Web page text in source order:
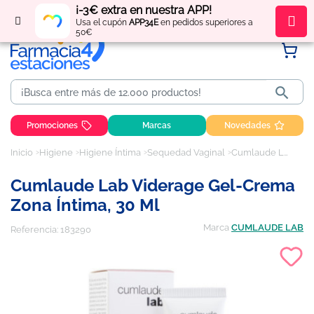
¡-3€ extra en nuestra APP!
Usa el cupón APP34Een pedidos superiores a
50€
Regístratey obténpuntos por tus compras

Promociones Marcas Novedades
Inicio Higiene Higiene Íntima Sequedad Vaginal Cumlaude Lab Viderage gel-crema zona íntima, 30 ml
Cumlaude Lab Viderage Gel-Crema
Zona Íntima, 30 Ml
Referencia: 183290 Marca CUMLAUDE LAB